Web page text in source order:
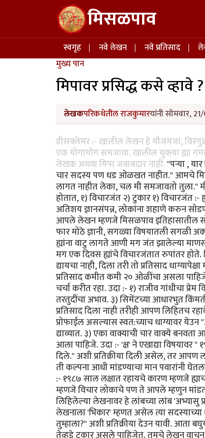
Skip to main content मिसळपाव
Main navigation
स्वगृह नवे लेखन नवे प्रतिसाद
मुख्य पान
मिपावर प्रसिद्ध कसे व्हावे ?
लेखकपरिकथेतील राजकुमारयांनी सोमवार,
डीसक्लेमर :- खालील लेखन हे मौजमजा,
एक योगायोग समजावा. खालील युक्त्या ह्या
लेखक अथवा मिपा जबाबदार नाही."पर्‍या ,
चार सदस्य पण धड ओळखत नाहीत." आमचे
लागत नाहीत लेका, चल मी समजावतो तुला."
होतात, १) विचारजंत २) टुकार १) विचारजंत
अतिशय ज्ञानसंपन्न, लोकांना शहाणे करुन
आपले लेखन म्हणजे मिसळपाव
फार मोठे ज्ञानी, सगळ्या विषयातली
ह्यांना वाटु लागते आणी मग जंत झालेल्या
मग एक दिवस ह्यांचे विचारजंतात रुपांतर होते.
द्यायचा नाही, दिला तरी तो प्रतिसाद
प्रतिसाद कमीत कमी २० ओळींचा असला
चर्चा करीत रहा. उदा :- १) राजीव गांधीचा
तरतुदींचा अभाव. ३) सिमेंटच्या आधारभुत
प्रतिसाद दिला नाही तरीही आपण लिहितच
प्रोफाईल असल्यास स्वत:च्याच धाग्यावर
द्याव्यात. ३) एका वाक्याची चार वाक्ये
आला पाहिजे. उदा :- 'क्ष' ने एखाद्या विषयावर
दिले." अशी प्रतिक्रीया दिली असेल, तर
ती कल्पना आधी मांडण्याचा मान पवारांनी
:- १९८७ साल लक्षात रहायचे कारण म्हणजे
म्हणजे विचार लोकाचे पण ते आपले म्हणुन
लिहिलेल्या लेखनावर हे लांबच्या लांब 'अभ्यासु
लेखनाला 'भिकार' म्हणत असेल त्या
तुम्हाला?" अशी प्रतिक्रीया देउन यावी. आता